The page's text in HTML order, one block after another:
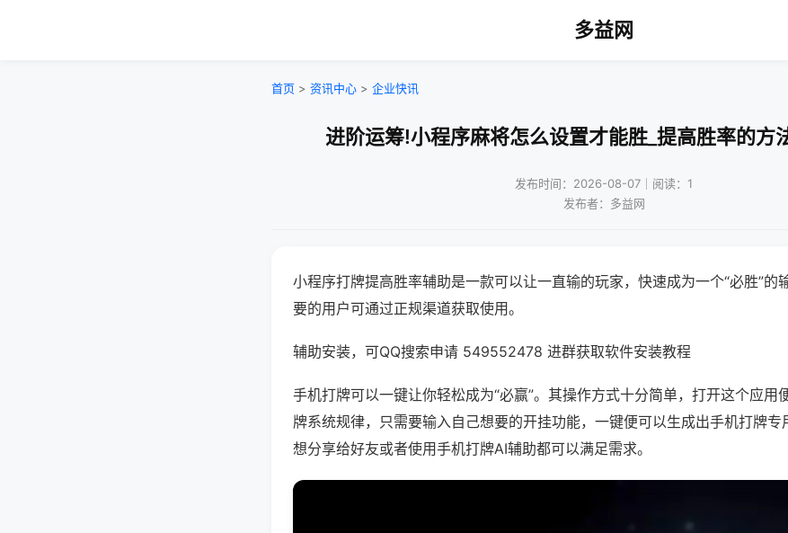
多益网
首页 > 资讯中心 > 企业快讯
进阶运筹!小程序麻将怎么设置才能胜_提高胜率的方
发布时间：2026-08-07｜阅读：1
发布者：多益网
小程序打牌提高胜率辅助是一款可以让一直输的玩家，快速成为一个“必胜”的
要的用户可通过正规渠道获取使用。
辅助安装，可QQ搜索申请 549552478 进群获取软件安装教程
手机打牌可以一键让你轻松成为“必赢”。其操作方式十分简单，打开这个应用
牌系统规律，只需要输入自己想要的开挂功能，一键便可以生成出手机打牌专
想分享给好友或者使用手机打牌AI辅助都可以满足需求。